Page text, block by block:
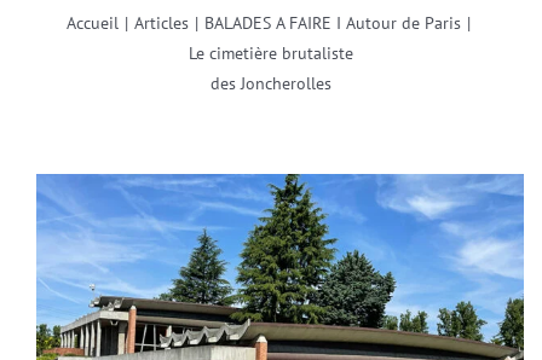
Accueil | Articles | BALADES A FAIRE I Autour de Paris |
Le cimetière brutaliste
des Joncherolles